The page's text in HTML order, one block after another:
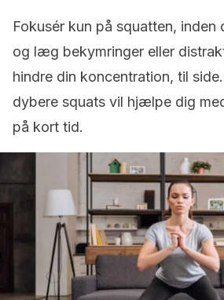
Fokusér kun på squatten, inden
og læg bekymringer eller
hindre din koncentration, til
dybere squats vil hjælpe dig
på kort tid.